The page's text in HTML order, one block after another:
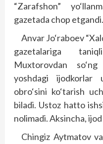
“Zarafshon”
gazetada chop etgandi.
Anvar Jo‘raboev
gazetalariga
Muxtorovdan
yoshdagi ijodkorlar
obro‘sini ko‘tarish
biladi. Ustoz hatto
nolimadi. Aksincha, ijod
Chingiz Aytmatov